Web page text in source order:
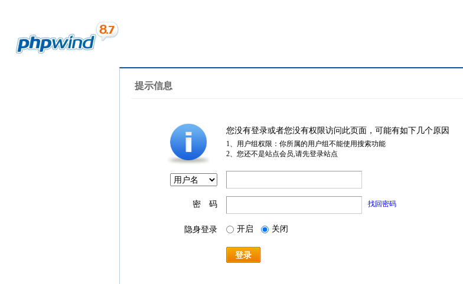
提示信息
您没有登录或者您没有权限访问此页面，可能有如下几个原因
1、用户组权限：你所属的用户组不能使用搜索功能
2、您还不是站点会员,请先登录站点
密 码 找回密码
隐身登录 开启 关闭
登录